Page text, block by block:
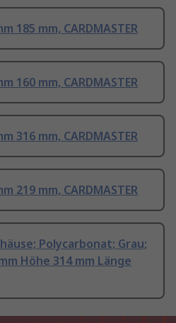
185 mm, CARDMASTER
160 mm, CARDMASTER
316 mm, CARDMASTER
219 mm, CARDMASTER
Polycarbonat; Grau;
Höhe 314 mm Länge